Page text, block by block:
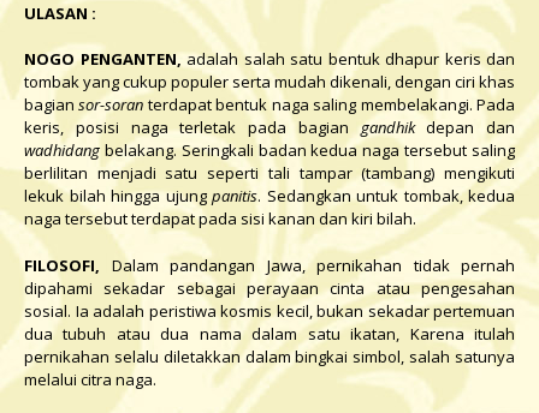
ULASAN :
NOGO PENGANTEN, adalah salah satu bentuk dhapur keris dan
tombak yang cukup populer serta mudah dikenali, dengan ciri khas
bagiansor-soran terdapat bentuk naga saling membelakangi. Pada
keris, posisi naga terletak pada bagiangandhikdepan dan
wadhidang belakang. Seringkali badan kedua naga tersebut saling
berlilitan menjadi satu seperti tali tampar (tambang) mengikuti
lekuk bilah hingga ujung panitis. Sedangkan untuk tombak, kedua
naga tersebut terdapat pada sisi kanan dan kiri bilah.
FILOSOFI, Dalam pandangan Jawa, pernikahan tidak pernah
dipahami sekadar sebagai perayaan cinta atau pengesahan
sosial. Ia adalah peristiwa kosmis kecil, bukan sekadar pertemuan
dua tubuh atau dua nama dalam satu ikatan, Karena itulah
pernikahan selalu diletakkan dalam bingkai simbol, salah satunya
melalui citra naga.